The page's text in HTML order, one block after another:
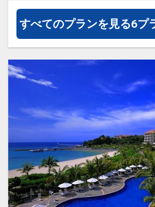
●３連泊以上のお客様に
滞在中、夕食１回分付
※旅行代金に含まれます
ホテルからのおもてなし
●カヌチャゴルフコース
金でプレー可能♪
カヌチャゴルフコース
／ パー７２ ／ ６，００
ビジター料金より、２
一であることが割引適
す。
設定期間：2026年4月1
30日
インターネットコース番
17314859
すべてのプランを見る6プ